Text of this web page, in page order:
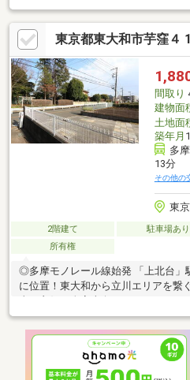
合せください♪◆市立第2小学校、第
市駅まで徒歩11分♪通勤、通学にと
地の中にあり、徒歩7分圏内に大型
ンビニがあり大変便利な住環境で
中、ありがたいです♪◆全面南側道
良好で車通りも少ないです♪～弊社
紹介できます♪～
東京都東大和市芋窪４
間取り
建物面
土地面
築年月
多
13分
その他の
東
2階建て 駐車場あり
所有権
◎多摩モノレール線始発 「上北台」
に位置！東大和から立川エリアを繋
が隣地駐車場の為、開放感・陽当り
室には収納配置＋2階全居室からバ
グダイニングの隣には多目的に活
リフォームをご検討の方にもピッタ
フスタイルに合わせて自由にアレン